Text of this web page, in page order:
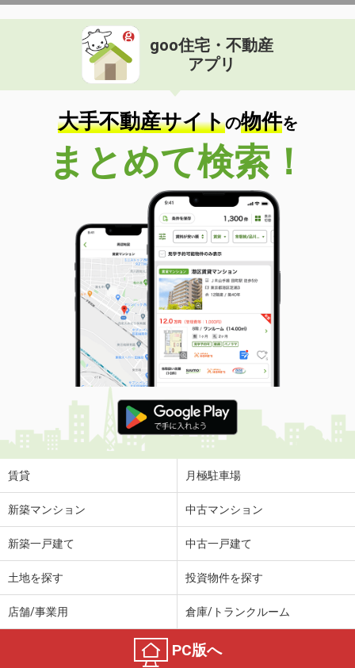
goo住宅・不動産
アプリ
大手不動産サイトの物件を
まとめて検索！
賃貸 月極駐車場
新築マンション 中古マンション
新築一戸建て 中古一戸建て
土地を探す 投資物件を探す
店舗/事業用 倉庫/トランクルーム
PC版へ